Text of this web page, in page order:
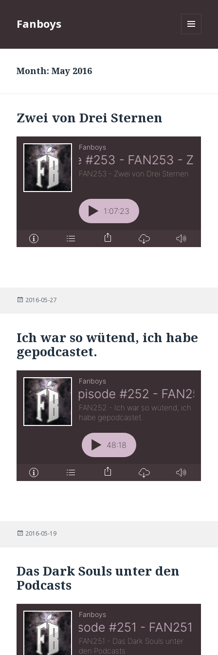
Fanboys
Month:May 2016
Zwei von Drei Sternen
Posted
2016-05-27
Ich war so wütend, ich habe
gepodcastet.
Posted
2016-05-19
Das Dark Souls unter den
Podcasts